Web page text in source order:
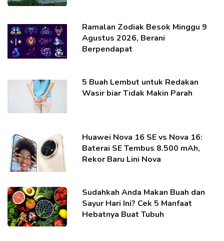
Ramalan Zodiak Besok Minggu 9
Agustus 2026, Berani
Berpendapat
5 Buah Lembut untuk Redakan
Wasir biar Tidak Makin Parah
Huawei Nova 16 SE vs Nova 16:
Baterai SE Tembus 8.500 mAh,
Rekor Baru Lini Nova
Sudahkah Anda Makan Buah dan
Sayur Hari Ini? Cek 5 Manfaat
Hebatnya Buat Tubuh